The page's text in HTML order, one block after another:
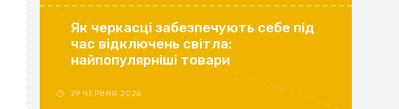
Як черкасці забезпечують себе під
час відключень світла:
найпопулярніші товари
29 ЧЕРВНЯ 2026